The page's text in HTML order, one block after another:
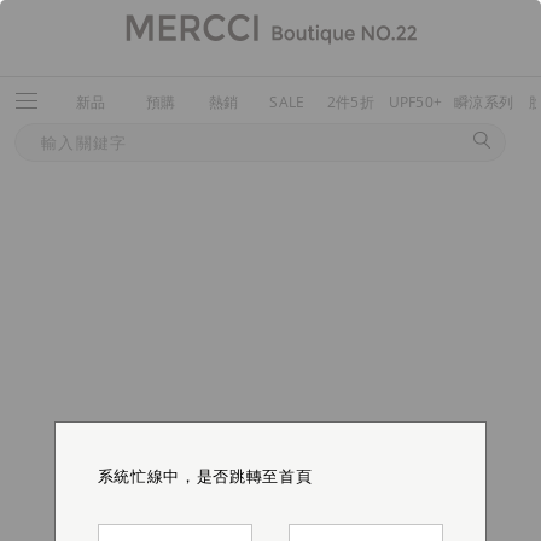
新品 預購 熱銷 SALE 2件5折 UPF50+ 瞬涼系列
系統忙線中，是否跳轉至首頁
系統忙線中，是否跳轉至首頁
系統忙線中，是否跳轉至首頁
系統忙線中，是否跳轉至首頁
系統忙線中，是否跳轉至首頁